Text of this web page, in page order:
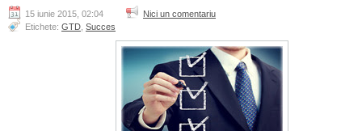
15 iunie 2015, 02:04
Nici un comentariu
Etichete: GTD Succes